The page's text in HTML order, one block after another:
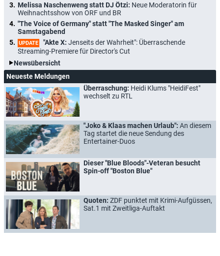
Melissa Naschenweng statt DJ Ötzi: Neue Moderatorin für
Weihnachtsshow von ORF und BR
"The Voice of Germany" statt "The Masked Singer" am
Samstagabend
UPDATE "Akte X: Jenseits der Wahrheit": Überraschende
Streaming-Premiere für Director's Cut
Newsübersicht
Neueste Meldungen
Überraschung: Heidi Klums "HeidiFest"
wechselt zu RTL
"Joko & Klaas machen Urlaub": An diesem
Tag startet die neue Sendung des
Entertainer-Duos
Dieser "Blue Bloods"-Veteran besucht
Spin-off "Boston Blue"
Quoten: ZDF punktet mit Krimi-Aufgüssen,
Sat.1 mit Zweitliga-Auftakt